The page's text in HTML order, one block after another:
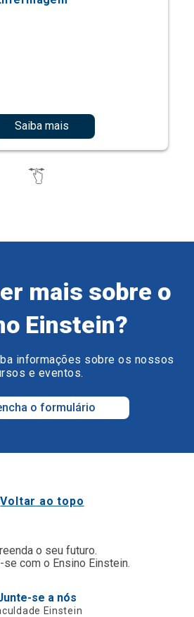
Saiba mais
mais sobre o
Einstein?
informações sobre os nossos
e eventos.
o formulário
Voltar ao topo
o seu futuro.
se com o Ensino Einstein.
se a nós
Einstein